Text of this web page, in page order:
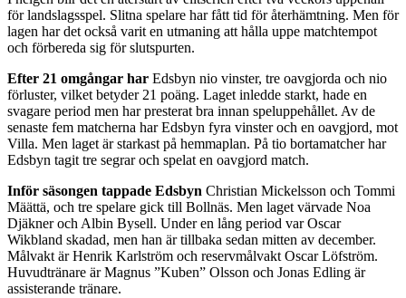
för landslagsspel. Slitna spelare har fått tid för återhämtning. Men för
lagen har det också varit en utmaning att hålla uppe matchtempot
och förbereda sig för slutspurten.
Efter 21 omgångar har Edsbyn nio vinster, tre oavgjorda och nio
förluster, vilket betyder 21 poäng. Laget inledde starkt, hade en
svagare period men har presterat bra innan speluppehållet. Av de
senaste fem matcherna har Edsbyn fyra vinster och en oavgjord, mot
Villa. Men laget är starkast på hemmaplan. På tio bortamatcher har
Edsbyn tagit tre segrar och spelat en oavgjord match.
Inför säsongen tappade Edsbyn Christian Mickelsson och Tommi
Määttä, och tre spelare gick till Bollnäs. Men laget värvade Noa
Djäkner och Albin Bysell. Under en lång period var Oscar
Wikbland skadad, men han är tillbaka sedan mitten av december.
Målvakt är Henrik Karlström och reservmålvakt Oscar Löfström.
Huvudtränare är Magnus ”Kuben” Olsson och Jonas Edling är
assisterande tränare.